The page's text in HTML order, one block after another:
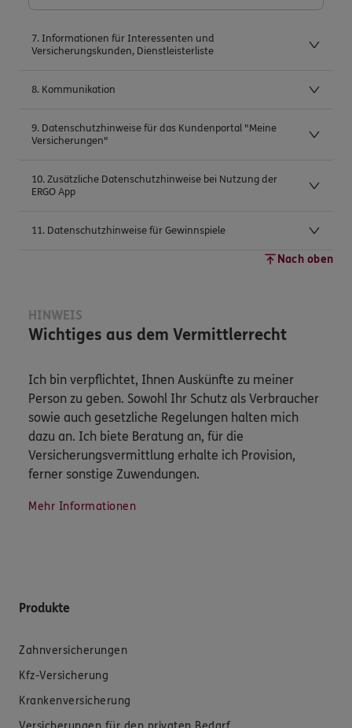
7. Informationen für Interessenten und
Versicherungskunden, Dienstleisterliste
8. Kommunikation
9. Datenschutzhinweise für das Kundenportal "Meine
Versicherungen"
10. Zusätzliche Datenschutzhinweise bei Nutzung der
ERGO App
11. Datenschutzhinweise für Gewinnspiele
Nach oben
HINWEIS
Wichtiges aus dem Vermittlerrecht
Ich bin verpflichtet, Ihnen Auskünfte zu meiner
Person zu geben. Sowohl Ihr Schutz als Verbraucher
sowie auch gesetzliche Regelungen halten mich
dazu an. Ich biete Beratung an, für die
Versicherungsvermittlung erhalte ich Provision,
ferner sonstige Zuwendungen.
Mehr Informationen
Produkte
Zahnversicherungen
Kfz-Versicherung
Krankenversicherung